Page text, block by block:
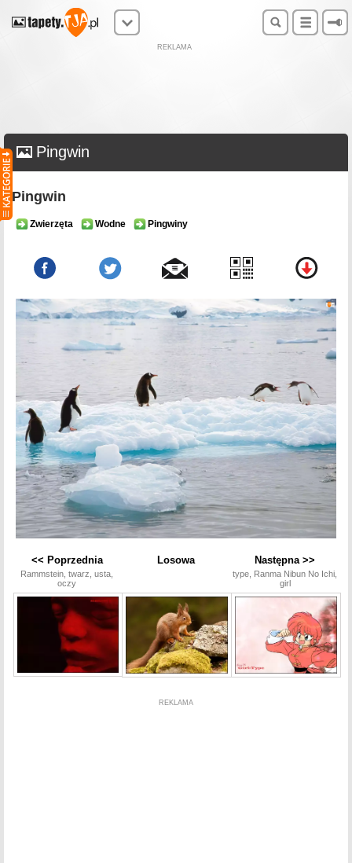
REKLAMA
Pingwin
Pingwin
Zwierzęta Wodne Pingwiny
<< Poprzednia
Rammstein, twarz, usta,
oczy
Losowa Następna >>
type, Ranma Nibun No Ichi,
girl
REKLAMA